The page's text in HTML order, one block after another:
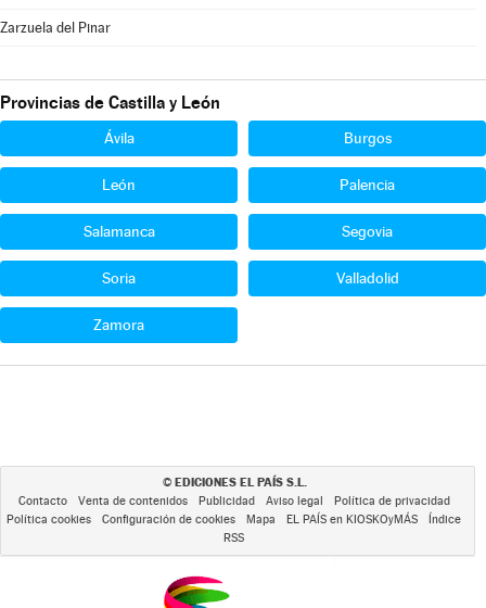
Zarzuela del Pinar
Provincias de Castilla y León
Ávila Burgos
León Palencia
Salamanca Segovia
Soria Valladolid
Zamora
© EDICIONES EL PAÍS S.L.
Contacto Venta de contenidos Publicidad Aviso legal
Política de privacidad
Política cookies
Configuración de cookies Mapa EL PAÍS en KIOSKOyMÁS
Índice
RSS